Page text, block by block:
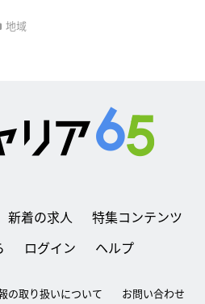
地域
新着の求人
特集コンテンツ
ログイン ヘルプ
の取り扱いについて お問い合わせ